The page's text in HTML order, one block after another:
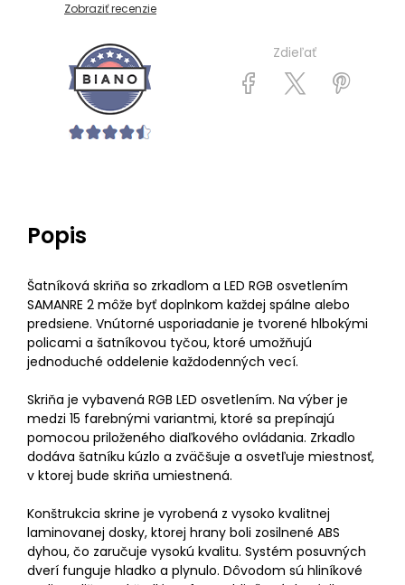
Zobraziť recenzie
Zdieľať
Popis
Šatníková skriňa so zrkadlom a LED RGB osvetlením
SAMANRE 2 môže byť doplnkom každej spálne alebo
predsiene. Vnútorné usporiadanie je tvorené hlbokými
policami a šatníkovou tyčou, ktoré umožňujú
jednoduché oddelenie každodenných vecí.
Skriňa je vybavená RGB LED osvetlením. Na výber je
medzi 15 farebnými variantmi, ktoré sa prepínajú
pomocou priloženého diaľkového ovládania. Zrkadlo
dodáva šatníku kúzlo a zväčšuje a osvetľuje miestnosť,
v ktorej bude skriňa umiestnená.
Konštrukcia skrine je vyrobená z vysoko kvalitnej
laminovanej dosky, ktorej hrany boli zosilnené ABS
dyhou, čo zaručuje vysokú kvalitu. Systém posuvných
dverí funguje hladko a plynulo. Dôvodom sú hliníkové